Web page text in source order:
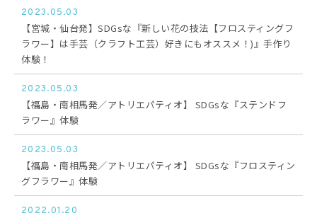
2023.05.03
【宮城・仙台発】SDGsな『新しい花の技法【フロスティングフ
ラワー】は手芸（クラフト工芸）好きにもオススメ！)』手作り
体験！
2023.05.03
【福島・南相馬発／アトリエパティオ】 SDGsな『ステンドフ
ラワー』体験
2023.05.03
【福島・南相馬発／アトリエパティオ】 SDGsな『フロスティン
グフラワー』体験
2022.01.20